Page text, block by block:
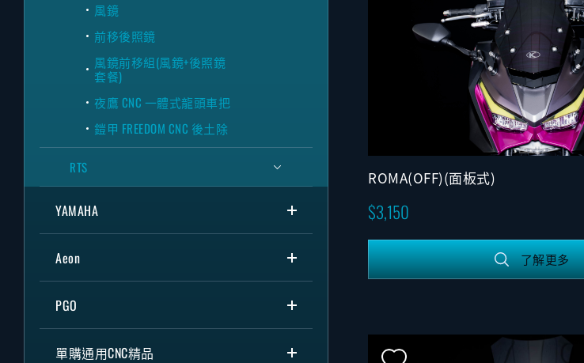
風鏡
前移後照鏡
風鏡前移組(風鏡+後照鏡
套餐)
夜鷹 CNC 一體式龍頭車把
鎧甲 FREEDOM CNC 後土除
RTS
YAMAHA
Aeon
PGO
單購通用CNC精品
ROMA(OFF)(面板式)
3,150
了解更多